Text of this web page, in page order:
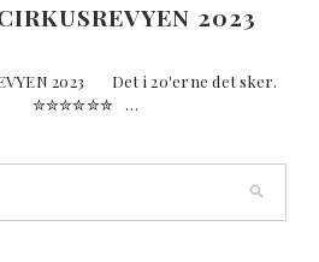
2023
2023 Det i 20'erne det sker.
✮✮✮✮✮✮ …